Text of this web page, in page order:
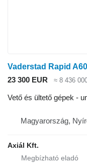
Vaderstad Rapid
23 300 EUR
≈ 8 436
Vető és ültető gépek -
Magyarország,
Axiál Kft.